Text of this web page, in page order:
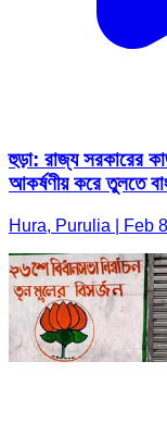
হুড়া: রাজ্য সরকারের
আকর্ষণীয় করে তুলতে
Hura, Purulia | Feb